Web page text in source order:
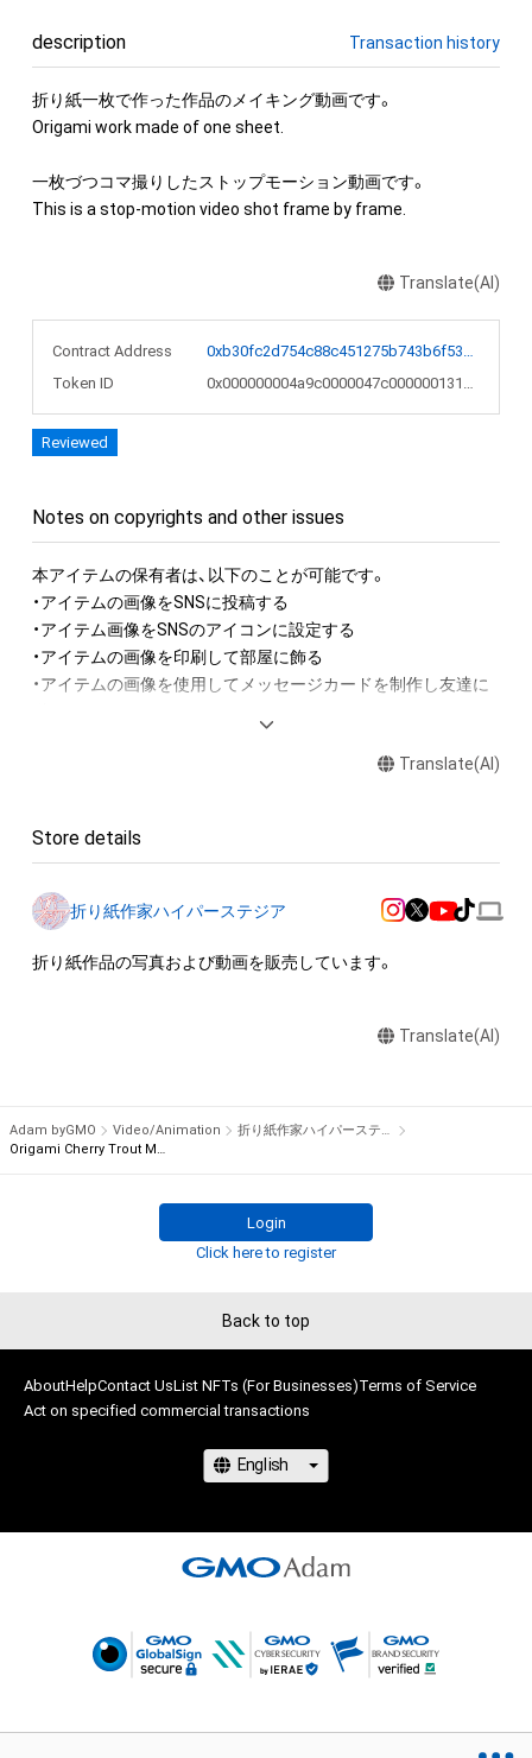
description Transaction history
折り紙一枚で作った作品のメイキング動画です。
Origami work made of one sheet.
一枚づつコマ撮りしたストップモーション動画です。
This is a stop-motion video shot frame by frame.
Translate(AI)
Contract Address
0xb30fc2d754c88c451275b743b6f530f19f643683
Token ID
0x000000004a9c0000047c0000001313a9
Reviewed
Notes on copyrights and other issues
本アイテムの保有者は、以下のことが可能です。
・アイテムの画像をSNSに投稿する
・アイテム画像をSNSのアイコンに設定する
・アイテムの画像を印刷して部屋に飾る
・アイテムの画像を使用してメッセージカードを制作し友達に
権(著作権、特許権、実用新案権、商標権、意匠権その他の知的財
出願する権利を含みます。)を意味します。)は、本アイテムの著
作権を有する方、著作隣接権の権利者またはその管理委託を受
けている者によって保護されています。そのため、本アイテム
・本アイテムの著作権を有する方、著作隣接権の権利者またはそ
権を侵害するおそれのある行為(改変、公開、配布、逆コンパイ
ル、リバースエンジニアリングを含みますが、これに限定されま
・本アイテムに関する創作物の利用については、公序良俗や法令
に反する利用またはその恐れのある利用など、作成者が不適切
であると判断した場合、利用をお断りさせていただきます。
保有者、その他第三者が損害を被った場合、その損害がいかなる
何らの法的責任も負わないものとします。
Translate(AI)
Store details
折り紙作家ハイパーステジア
折り紙作品の写真および動画を販売しています。
Translate(AI)
Adam byGMO Video/Animation
折り紙作家ハイパーステジア
Origami Cherry Trout Making Video
Login
Click here to register
Back to top
AboutHelpContact UsList NFTs (For Businesses)Terms of Service
Act on specified commercial transactions